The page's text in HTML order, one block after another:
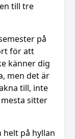
till tre
på
för att
känner dig
men det är
till, inte
sitter
helt på hyllan